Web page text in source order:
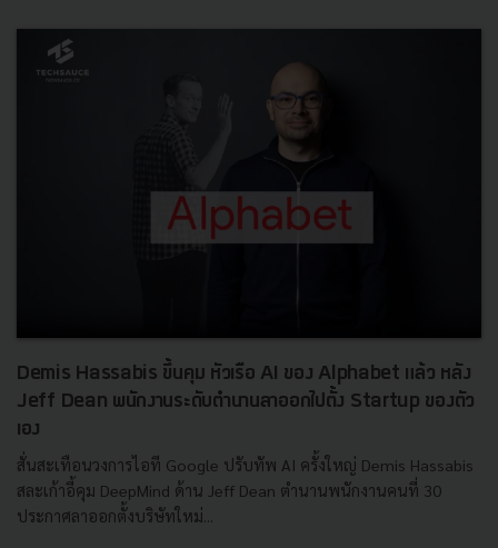
Demis Hassabis ขึ้นคุม หัวเรือ AI ของ Alphabet แล้ว หลัง
Jeff Dean พนักงานระดับตำนานลาออกไปตั้ง Startup ของตัว
เอง
สั่นสะเทือนวงการไอที Google ปรับทัพ AI ครั้งใหญ่ Demis Hassabis
สละเก้าอี้คุม DeepMind ด้าน Jeff Dean ตำนานพนักงานคนที่ 30
ประกาศลาออกตั้งบริษัทใหม่...